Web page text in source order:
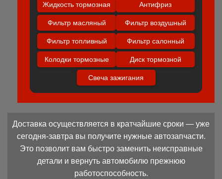
Жидкость тормозная Антифриз
Фильтр масляный Фильтр воздушный
Фильтр топливный Фильтр салонный
Колодки тормозные Диск тормозной
Свеча зажигания
Доставка осуществляется в кратчайшие сроки — уже
сегодня-завтра вы получите нужные автозапчасти.
Это позволит вам быстро заменить неисправные
детали и вернуть автомобилю прежнюю
работоспособность.